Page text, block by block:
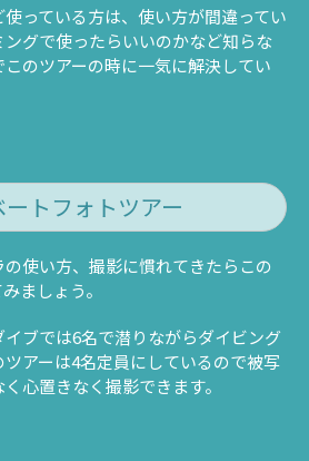
っている方は、使い方が間違ってい
グで使ったらいいのかなど知らな
のツアーの時に一気に解決してい
トフォトツアー
使い方、撮影に慣れてきたらこの
ましょう。
ブでは6名で潜りながらダイビング
アーは4名定員にしているので被写
心置きなく撮影できます。